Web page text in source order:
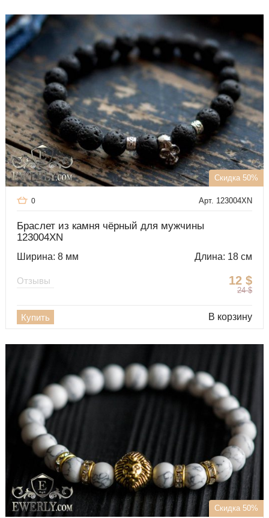
Скидка 50%
Арт. 123004XN
0
Браслет из камня чёрный для мужчины
123004XN
Ширина: 8 мм Длина: 18 см
12 $
24 $
Отзывы
Купить В корзину
Скидка 50%